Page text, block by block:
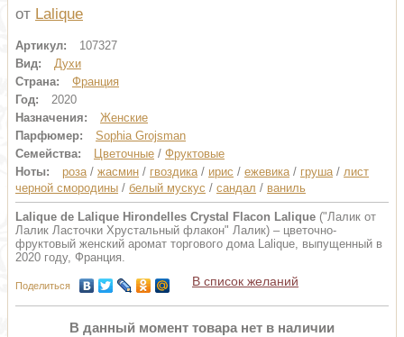
от Lalique
Артикул:
107327
Вид:
Духи
Страна:
Франция
Год:
2020
Назначения:
Женские
Парфюмер:
Sophia Grojsman
Семейства:
Цветочные / Фруктовые
Ноты:
роза/ жасмин / гвоздика/ ирис / ежевика/ груша/ лист
черной смородины / белый мускус / сандал / ваниль
Lalique de Lalique Hirondelles Crystal Flacon Lalique ("Лалик от
Лалик Ласточки Хрустальный флакон" Лалик) – цветочно-
фруктовый женский аромат торгового дома Lalique, выпущенный в
2020 году, Франция.
Поделиться В список желаний
В данный момент товара нет в наличии